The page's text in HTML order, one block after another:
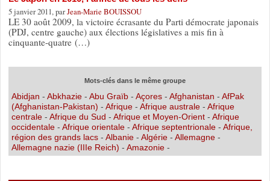
5 janvier 2011, parJean-Marie BOUISSOU
LE 30 août 2009, la victoire écrasante du Parti démocrate japonais
(PDJ, centre gauche) aux élections législatives a mis fin à
cinquante-quatre (…)
Mots-clés dans le même groupe
Abidjan - Abkhazie- Abu Graïb- Açores- Afghanistan - AfPak
(Afghanistan-Pakistan) - Afrique- Afrique australe- Afrique
centrale - Afrique du Sud - Afrique et Moyen-Orient - Afrique
occidentale - Afrique orientale - Afrique septentrionale - Afrique,
région des grands lacs- Albanie - Algérie - Allemagne -
Allemagne nazie (IIIe Reich) - Amazonie-